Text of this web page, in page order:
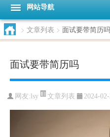
网站导航
> 文章列表 > 面试要带简历吗
面试要带简历吗
网友: lsy 文章列表 2024-